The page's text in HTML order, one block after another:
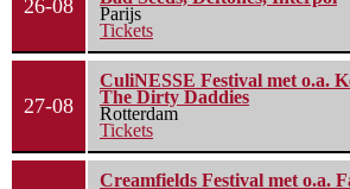
26-08
Parijs
Tickets
27-08
CuliNESSE Festival met o.a.
The Dirty Daddies
Rotterdam
Tickets
Creamfields Festival met o.a.